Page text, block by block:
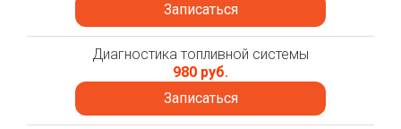
Записаться
Диагностика топливной системы
980 руб.
Записаться